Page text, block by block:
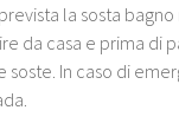
la sosta
da casa e prima di
In caso di